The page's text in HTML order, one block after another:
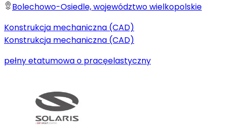
Bolechowo-Osiedle, województwo wielkopolskie
Konstrukcja mechaniczna (CAD)
Konstrukcja mechaniczna (CAD)
pełny etatumowa o pracęelastyczny